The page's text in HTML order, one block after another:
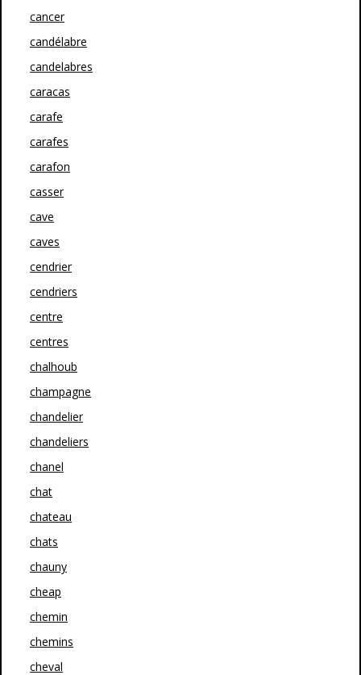
cancer
candélabre
candelabres
caracas
carafe
carafes
carafon
casser
cave
caves
cendrier
cendriers
centre
centres
chalhoub
champagne
chandelier
chandeliers
chanel
chat
chateau
chats
chauny
cheap
chemin
chemins
cheval